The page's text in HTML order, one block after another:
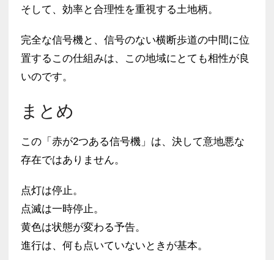
そして、効率と合理性を重視する土地柄。
完全な信号機と、信号のない横断歩道の中間に位
置するこの仕組みは、この地域にとても相性が良
いのです。
まとめ
この「赤が2つある信号機」は、決して意地悪な
存在ではありません。
点灯は停止。
点滅は一時停止。
黄色は状態が変わる予告。
進行は、何も点いていないときが基本。